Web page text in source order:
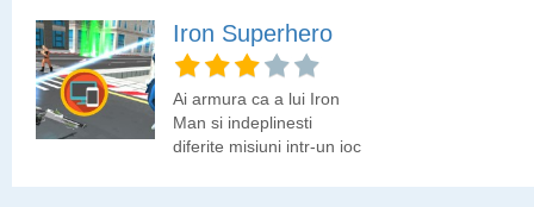
Iron Superhero
Ai armura ca a lui Iron
Man si indeplinesti
diferite misiuni intr-un joc